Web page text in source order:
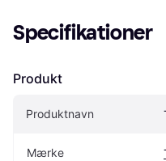
Specifikationer
Produkt
Produktnavn
Mærke